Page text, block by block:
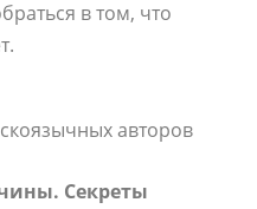
в том, что
авторов
Секреты